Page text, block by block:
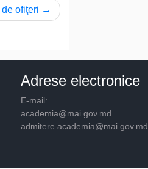
ofiţeri
Adrese electronice
E-mail:
academia@mai.gov.md
admitere.academia@mai.gov.md